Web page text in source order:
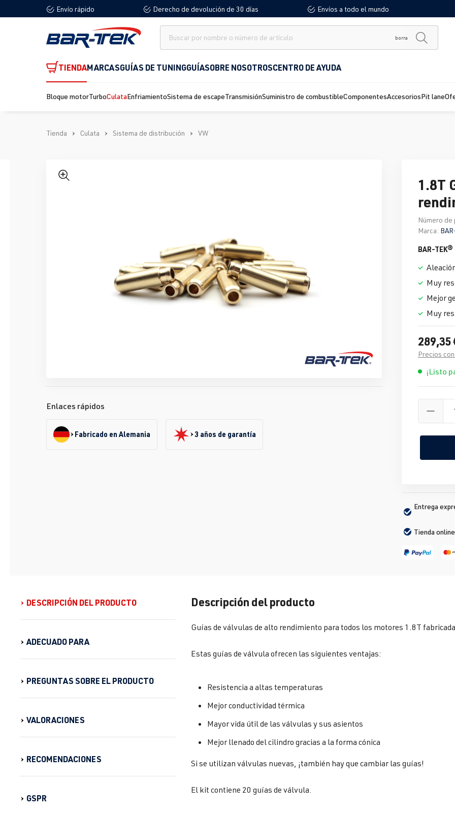
Saltar a la navegación principal
Envío rápido Derecho de devolución de 30 días Envíos a todo el mundo
borra
TIENDAMARCASGUÍAS DE TUNINGGUÍASOBRE NOSOTROSCENTRO DE AYUDA
Bloque motorTurboCulataEnfriamientoSistema de escapeTransmisiónSuministro de combustibleComponentesAccesoriosPit lane
Tienda Culata Sistema de distribución VW
Enlaces rápidos
Fabricado en Alemania 3 años de garantía
1.8T
Número
Marca:
BAR-
Muy
Mejor
Muy
289,35
Precios
¡Listo
Entrega
Tienda
DESCRIPCIÓN DEL PRODUCTO
ADECUADO PARA
PREGUNTAS SOBRE EL PRODUCTO
VALORACIONES
RECOMENDACIONES
GSPR
Descripción del producto
Guías de válvulas de alto rendimiento para todos los motores 1.8T
Estas guías de válvula ofrecen las siguientes ventajas:
Resistencia a altas temperaturas
Mejor conductividad térmica
Mayor vida útil de las válvulas y sus asientos
Mejor llenado del cilindro gracias a la forma cónica
Si se utilizan válvulas nuevas, ¡también hay que cambiar las guías!
El kit contiene 20 guías de válvula.